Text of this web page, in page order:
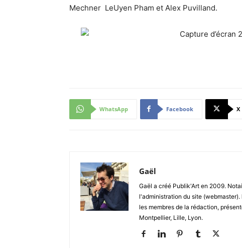
Mechner LeUyen Pham et Alex Puvilland.
WhatsApp Facebook X
Gaël
Gaël a créé Publik'Art en 2009.
l'administration du site
les membres de la rédaction,
Montpellier, Lille, Lyon.